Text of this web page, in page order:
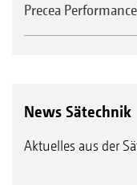
Precea
News Sätechnik
Aktuelles aus der